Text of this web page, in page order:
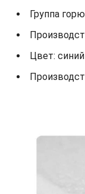
Группа
Цвет: синий